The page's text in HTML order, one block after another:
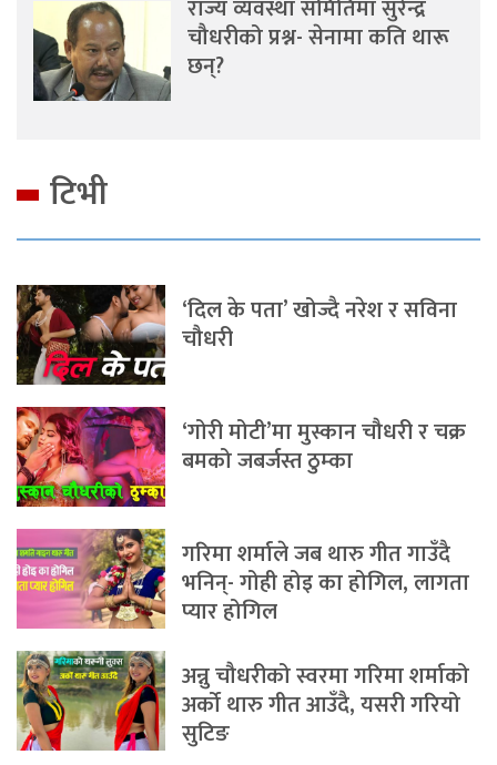
राज्य व्यवस्था समितिमा सुरेन्द्र
चौधरीको प्रश्न- सेनामा कति थारू
छन्?
टिभी
‘दिल के पता’ खोज्दै नरेश र सविना
चौधरी
‘गोरी मोटी’मा मुस्कान चौधरी र चक्र
बमको जबर्जस्त ठुम्का
गरिमा शर्माले जब थारु गीत गाउँदै
भनिन्- गोही होइ का होगिल, लागता
प्यार होगिल
अन्नु चौधरीको स्वरमा गरिमा शर्माको
अर्को थारु गीत आउँदै, यसरी गरियो
सुटिङ